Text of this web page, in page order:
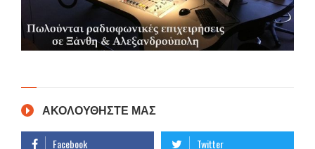
ΑΚΟΛΟΥΘΗΣΤΕ ΜΑΣ